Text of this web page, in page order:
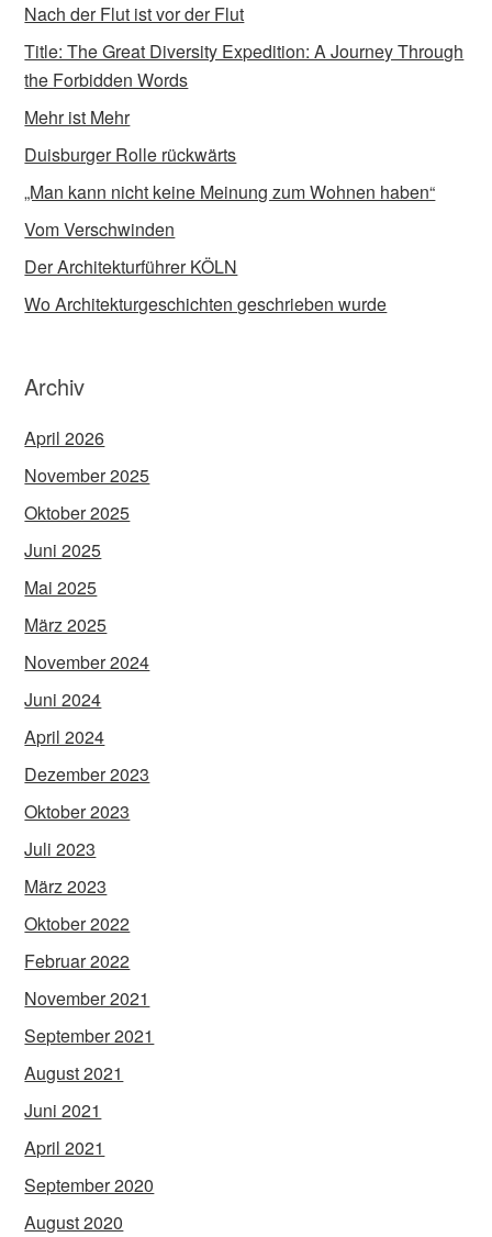
Nach der Flut ist vor der Flut
Title: The Great Diversity Expedition: A Journey Through
the Forbidden Words
Mehr ist Mehr
Duisburger Rolle rückwärts
„Man kann nicht keine Meinung zum Wohnen haben“
Vom Verschwinden
Der Architekturführer KÖLN
Wo Architekturgeschichten geschrieben wurde
Archiv
April 2026
November 2025
Oktober 2025
Juni 2025
Mai 2025
März 2025
November 2024
Juni 2024
April 2024
Dezember 2023
Oktober 2023
Juli 2023
März 2023
Oktober 2022
Februar 2022
November 2021
September 2021
August 2021
Juni 2021
April 2021
September 2020
August 2020